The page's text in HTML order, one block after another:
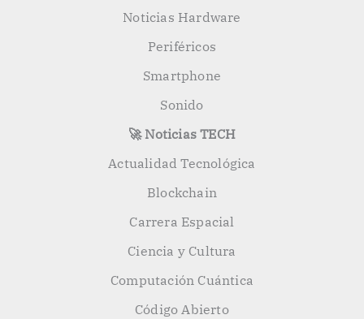
Noticias Hardware
Periféricos
Smartphone
Sonido
🚀 Noticias TECH
Actualidad Tecnológica
Blockchain
Carrera Espacial
Ciencia y Cultura
Computación Cuántica
Código Abierto